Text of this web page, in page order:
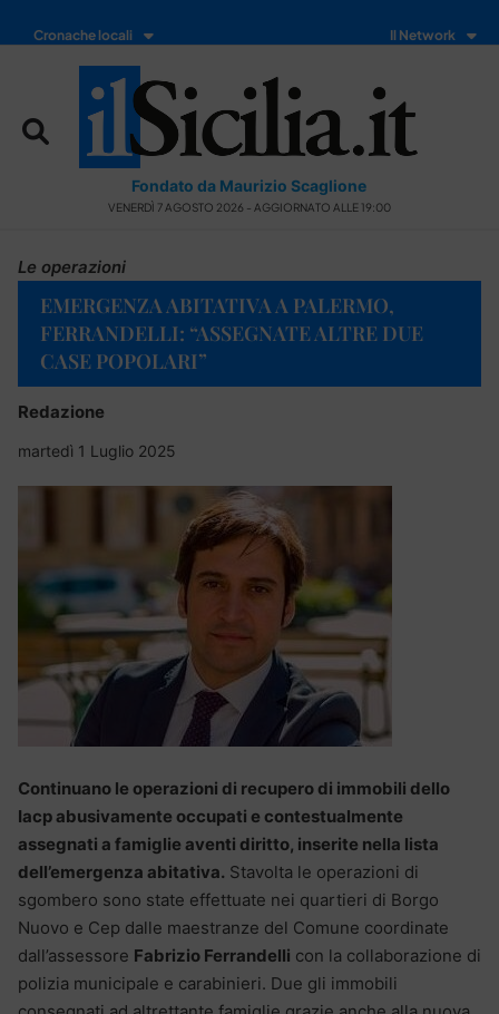
Cronache locali Il Network
Fondato da Maurizio Scaglione
VENERDÌ 7 AGOSTO 2026 - AGGIORNATO ALLE 19:00
Le operazioni
EMERGENZA ABITATIVA A PALERMO,
FERRANDELLI: “ASSEGNATE ALTRE DUE
CASE POPOLARI”
Redazione
martedì 1 Luglio 2025
Continuano le operazioni di recupero di immobili dello
Iacp abusivamente occupati e contestualmente
assegnati a famiglie aventi diritto, inserite nella lista
dell’emergenza abitativa. Stavolta le operazioni di
sgombero sono state effettuate nei quartieri di Borgo
Nuovo e Cep dalle maestranze del Comune coordinate
dall’assessore Fabrizio Ferrandelli con la collaborazione di
polizia municipale e carabinieri. Due gli immobili